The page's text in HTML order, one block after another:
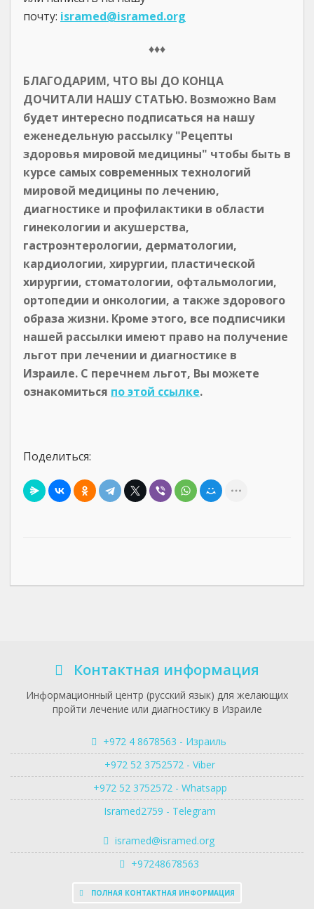
почту: isramed@isramed.org
♦♦♦
БЛАГОДАРИМ, ЧТО ВЫ ДО КОНЦА
ДОЧИТАЛИ НАШУ СТАТЬЮ. Возможно Вам
будет интересно подписаться на нашу
еженедельную рассылку "Рецепты
здоровья мировой медицины" чтобы быть в
курсе самых современных технологий
мировой медицины по лечению,
диагностике и профилактики в области
гинекологии и акушерства,
гастроэнтерологии, дерматологии,
кардиологии, хирургии, пластической
хирургии, стоматологии, офтальмологии,
ортопедии и онкологии, а также здорового
образа жизни. Кроме этого, все подписчики
нашей рассылки имеют право на получение
льгот при лечении и диагностике в
Израиле. С перечнем льгот, Вы можете
ознакомиться по этой ссылке.
Поделиться:
Контактная информация
Информационный центр (русский язык) для желающих
пройти лечение или диагностику в Израиле
+972 4 8678563 - Израиль
+972 52 3752572 - Viber
+972 52 3752572 - Whatsapp
Isramed2759 - Telegram
isramed@isramed.org
+97248678563
ПОЛНАЯ КОНТАКТНАЯ ИНФОРМАЦИЯ